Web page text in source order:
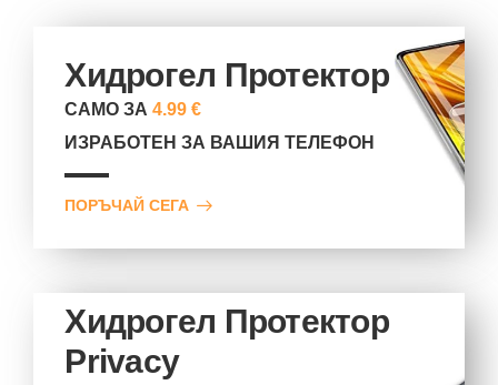
Хидрогел Протектор
САМО ЗА4.99 €
ИЗРАБОТЕН ЗА ВАШИЯ ТЕЛЕФОН
ПОРЪЧАЙ СЕГА
Хидрогел Протектор
Privacy